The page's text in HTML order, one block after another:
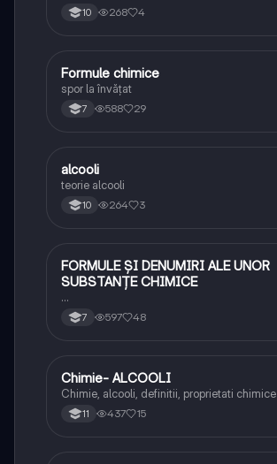
10 268 4
Chimie
Formule chimice
spor la învățat
7 588 29
Chimie
alcooli
teorie alcooli
10 264 3
Chimie
FORMULE ȘI DENUMIRI ALE UNOR
SUBSTANȚE CHIMICE
…
7 597 48
Chimie
Chimie- ALCOOLI
Chimie, alcooli, definitii, proprietati chimice
11 437 15